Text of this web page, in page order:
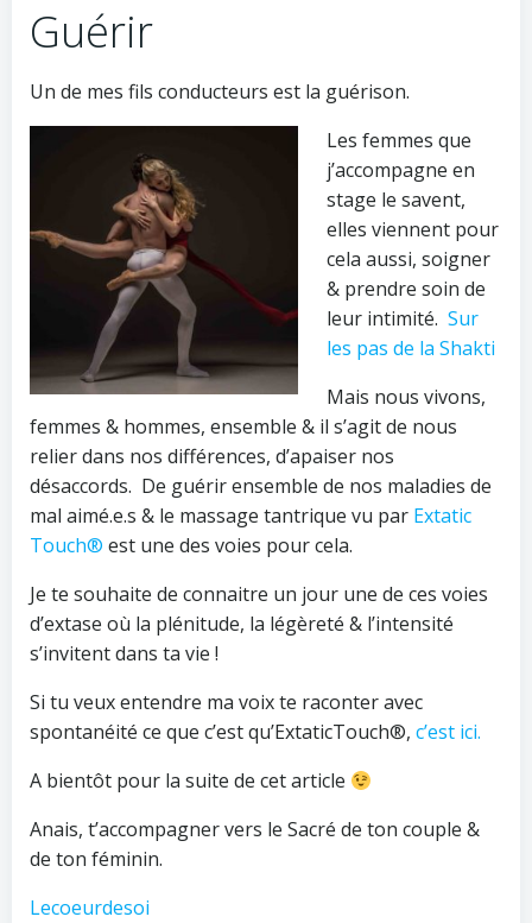
Guérir
Un de mes fils conducteurs est la guérison.
Les femmes que
j’accompagne en
stage le savent,
elles viennent pour
cela aussi, soigner
& prendre soin de
leur intimité. Sur
les pas de la Shakti
Mais nous vivons,
femmes & hommes, ensemble & il s’agit de nous
relier dans nos différences, d’apaiser nos
désaccords. De guérir ensemble de nos maladies de
mal aimé.e.s & le massage tantrique vu par Extatic
Touch® est une des voies pour cela.
Je te souhaite de connaitre un jour une de ces voies
d’extase où la plénitude, la légèreté & l’intensité
s’invitent dans ta vie !
Si tu veux entendre ma voix te raconter avec
spontanéité ce que c’est qu’ExtaticTouch®, c’est ici.
A bientôt pour la suite de cet article
Anais, t’accompagner vers le Sacré de ton couple &
de ton féminin.
Lecoeurdesoi